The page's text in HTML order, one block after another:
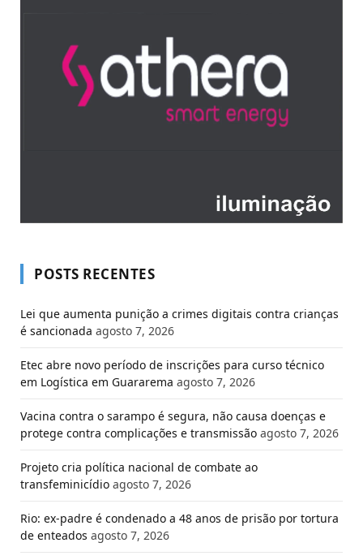
POSTS RECENTES
Lei que aumenta punição a crimes digitais contra crianças
é sancionada agosto 7, 2026
Etec abre novo período de inscrições para curso técnico
em Logística em Guararema agosto 7, 2026
Vacina contra o sarampo é segura, não causa doenças e
protege contra complicações e transmissão agosto 7, 2026
Projeto cria política nacional de combate ao
transfeminicídio agosto 7, 2026
Rio: ex-padre é condenado a 48 anos de prisão por tortura
de enteados agosto 7, 2026